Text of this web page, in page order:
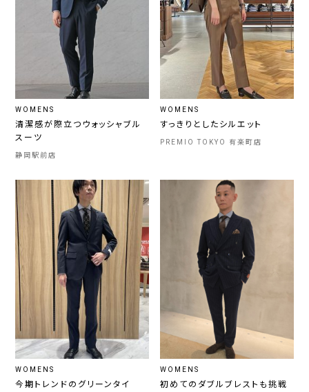
WOMENS
清潔感が際立つウォッシャブル
スーツ
静岡駅前店
WOMENS
すっきりとしたシルエット
PREMIO TOKYO 有楽町店
WOMENS
今期トレンドのグリーンタイ
WOMENS
初めてのダブルブレストも挑戦